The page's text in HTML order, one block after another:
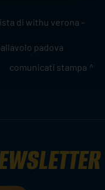
di withu verona -
padova
comunicati stampa